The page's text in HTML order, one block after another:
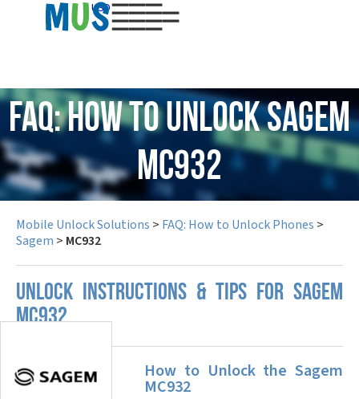
USD
FAQ: How to Unlock Sagem
MC932
Mobile Unlock Solutions > FAQ: How to Unlock Phones >
Sagem > MC932
UNLOCK INSTRUCTIONS & TIPS FOR SAGEM
MC932
How to Unlock the Sagem
MC932